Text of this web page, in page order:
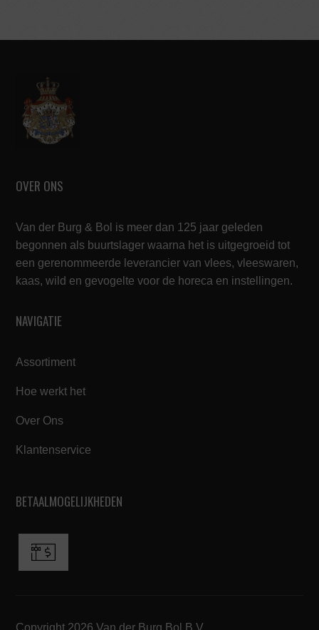
OVER ONS
Van der Burg & Bol is meer dan 125 jaar geleden
begonnen als buurtslager waarna het is uitgegroeid tot
een gerenommeerde leverancier van vlees, vleeswaren,
kaas, wild en gevogelte voor de horeca en instellingen.
NAVIGATIE
Assortiment
Hoe werkt het
Over Ons
Klantenservice
BETAALMOGELIJKHEDEN